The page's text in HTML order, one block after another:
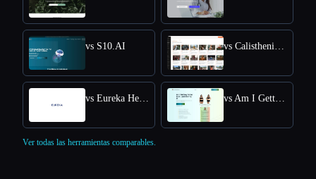
vs S10.AI
Ver todas las herramientas comparables.